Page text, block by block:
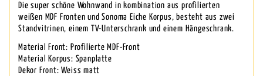
Die super schöne Wohnwand in kombination aus profilierten
weißen MDF Fronten und Sonoma Eiche Korpus, besteht aus zwei
Standvitrinen, einem TV-Unterschrank und einem Hängeschrank.
Material Front: Profilierte MDF-Front
Material Korpus: Spanplatte
Dekor Front: Weiss matt